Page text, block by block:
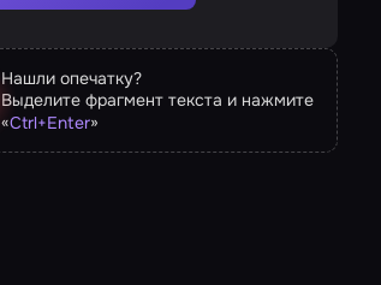
Нашли опечатку?
Выделите фрагмент текста и нажмите
«Ctrl+Enter»